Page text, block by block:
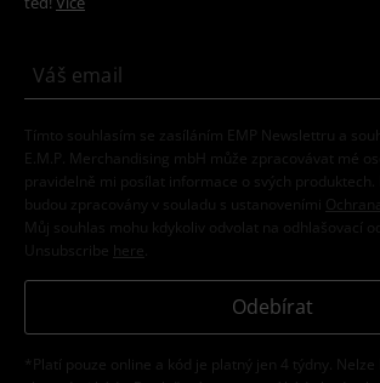
Oblečení & doplňky
Extra velikosti Trička s dlouhým rukávem
E-Mail Newsletter
Získejte 20% slevový poukaz, když se přihlásíte